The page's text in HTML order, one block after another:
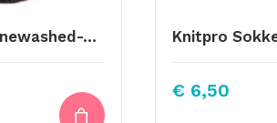
Scheepjes-Stonewashed-XL-870 Lepidolite
€ 6,50